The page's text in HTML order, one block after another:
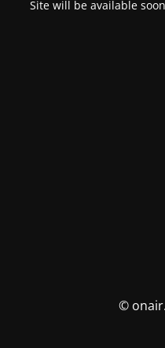
Site will be available
©